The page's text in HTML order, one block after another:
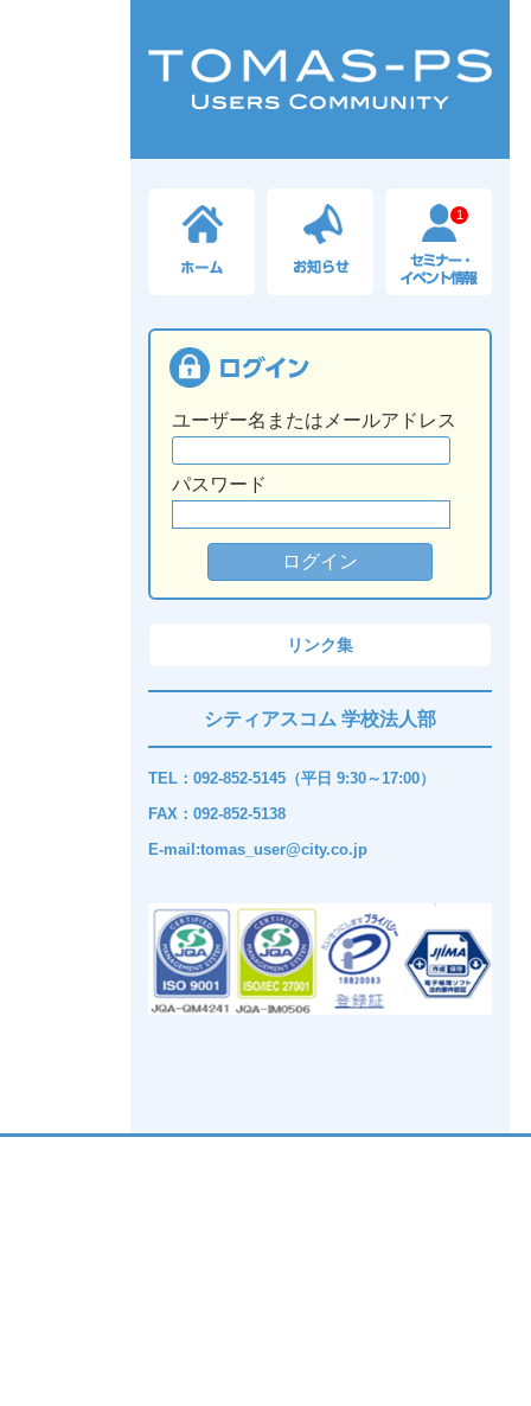
1
ユーザー名またはメールアドレス
パスワード
リンク集
シティアスコム 学校法人部
TEL：092-852-5145（平日 9:30～17:00）
FAX：092-852-5138
E-mail:tomas_user@city.co.jp